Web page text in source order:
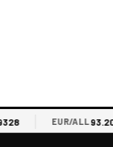
EUR/ALL93.2086